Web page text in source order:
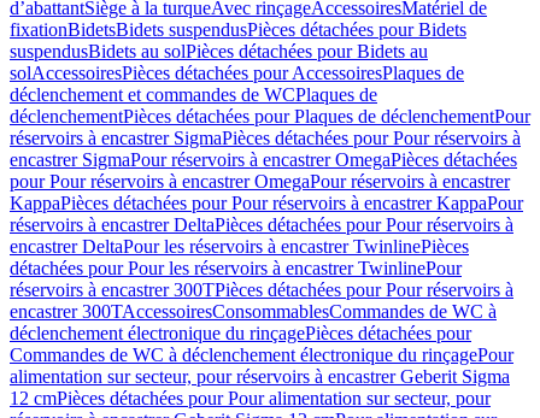
d’abattantSiège à la turqueAvec rinçageAccessoiresMatériel de
fixationBidetsBidets suspendusPièces détachées pour Bidets
suspendusBidets au solPièces détachées pour Bidets au
solAccessoiresPièces détachées pour AccessoiresPlaques de
déclenchement et commandes de WCPlaques de
déclenchementPièces détachées pour Plaques de déclenchementPour
réservoirs à encastrer SigmaPièces détachées pour Pour réservoirs à
encastrer SigmaPour réservoirs à encastrer OmegaPièces détachées
pour Pour réservoirs à encastrer OmegaPour réservoirs à encastrer
KappaPièces détachées pour Pour réservoirs à encastrer KappaPour
réservoirs à encastrer DeltaPièces détachées pour Pour réservoirs à
encastrer DeltaPour les réservoirs à encastrer TwinlinePièces
détachées pour Pour les réservoirs à encastrer TwinlinePour
réservoirs à encastrer 300TPièces détachées pour Pour réservoirs à
encastrer 300TAccessoiresConsommablesCommandes de WC à
déclenchement électronique du rinçagePièces détachées pour
Commandes de WC à déclenchement électronique du rinçagePour
alimentation sur secteur, pour réservoirs à encastrer Geberit Sigma
12 cmPièces détachées pour Pour alimentation sur secteur, pour